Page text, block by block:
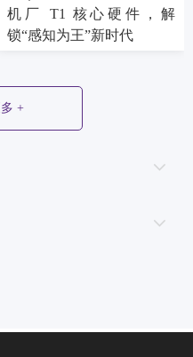
+
机厂 T1 核心硬件，解
锁“感知为王”新时代